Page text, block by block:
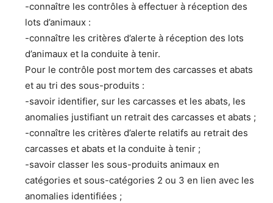
-connaître les contrôles à effectuer à réception des
lots d’animaux :
-connaître les critères d’alerte à réception des lots
d’animaux et la conduite à tenir.
Pour le contrôle post mortem des carcasses et abats
et au tri des sous-produits :
-savoir identifier, sur les carcasses et les abats, les
anomalies justifiant un retrait des carcasses et abats ;
-connaître les critères d’alerte relatifs au retrait des
carcasses et abats et la conduite à tenir ;
-savoir classer les sous-produits animaux en
catégories et sous-catégories 2 ou 3 en lien avec les
anomalies identifiées ;